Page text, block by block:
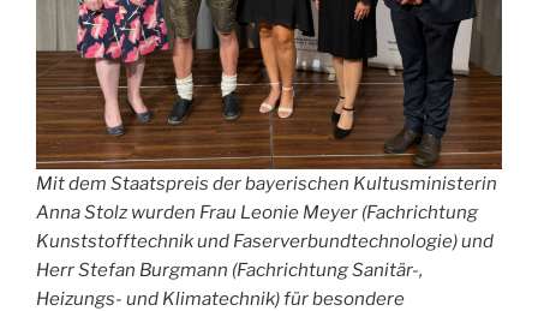
Mit dem Staatspreis der bayerischen Kultusministerin
Anna Stolz wurden Frau Leonie Meyer (Fachrichtung
Kunststofftechnik und Faserverbundtechnologie) und
Herr Stefan Burgmann (Fachrichtung Sanitär-,
Heizungs- und Klimatechnik) für besondere